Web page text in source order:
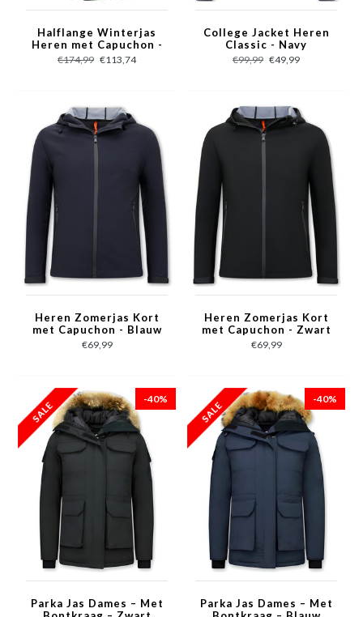
Halflange Winterjas
Heren met Capuchon -
7503 - Groen
€174,99 €113,74
College Jacket Heren
Classic - Navy
€99,99 €49,99
Heren Zomerjas Kort
met Capuchon - Blauw
€69,99
Heren Zomerjas Kort
met Capuchon - Zwart
€69,99
-40%
Parka Jas Dames – Met
-40%
Parka Jas Dames – Met